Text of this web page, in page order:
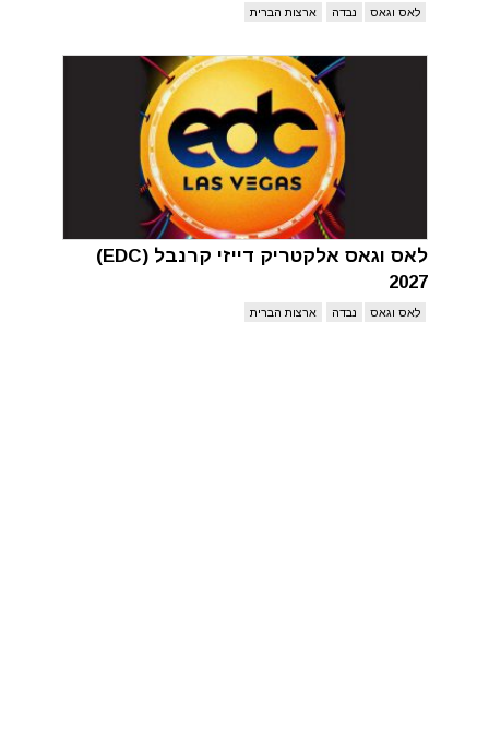
לאס וגאס נבדה ארצות הברית
לאס וגאס אלקטריק דייזי קרנבל (EDC)
2027
לאס וגאס נבדה ארצות הברית